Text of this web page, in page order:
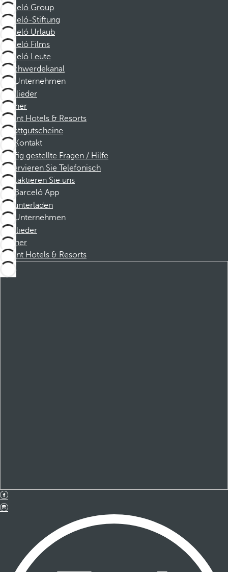
Barceló Group
Barceló-Stiftung
Barceló Urlaub
Barceló Films
Barceló Leute
Beschwerdekanal
Unternehmen
Mitglieder
Partner
Dorint Hotels & Resorts
Rabattgutscheine
Kontakt
Häufig gestellte Fragen / Hilfe
Reservieren Sie Telefonisch
Kontaktieren Sie uns
Barceló App
Herunterladen
Unternehmen
Mitglieder
Partner
Dorint Hotels & Resorts